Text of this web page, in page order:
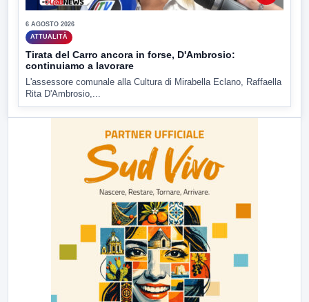
6 AGOSTO 2026
ATTUALITÀ
Tirata del Carro ancora in forse, D'Ambrosio:
continuiamo a lavorare
L'assessore comunale alla Cultura di Mirabella Eclano, Raffaella
Rita D'Ambrosio,...